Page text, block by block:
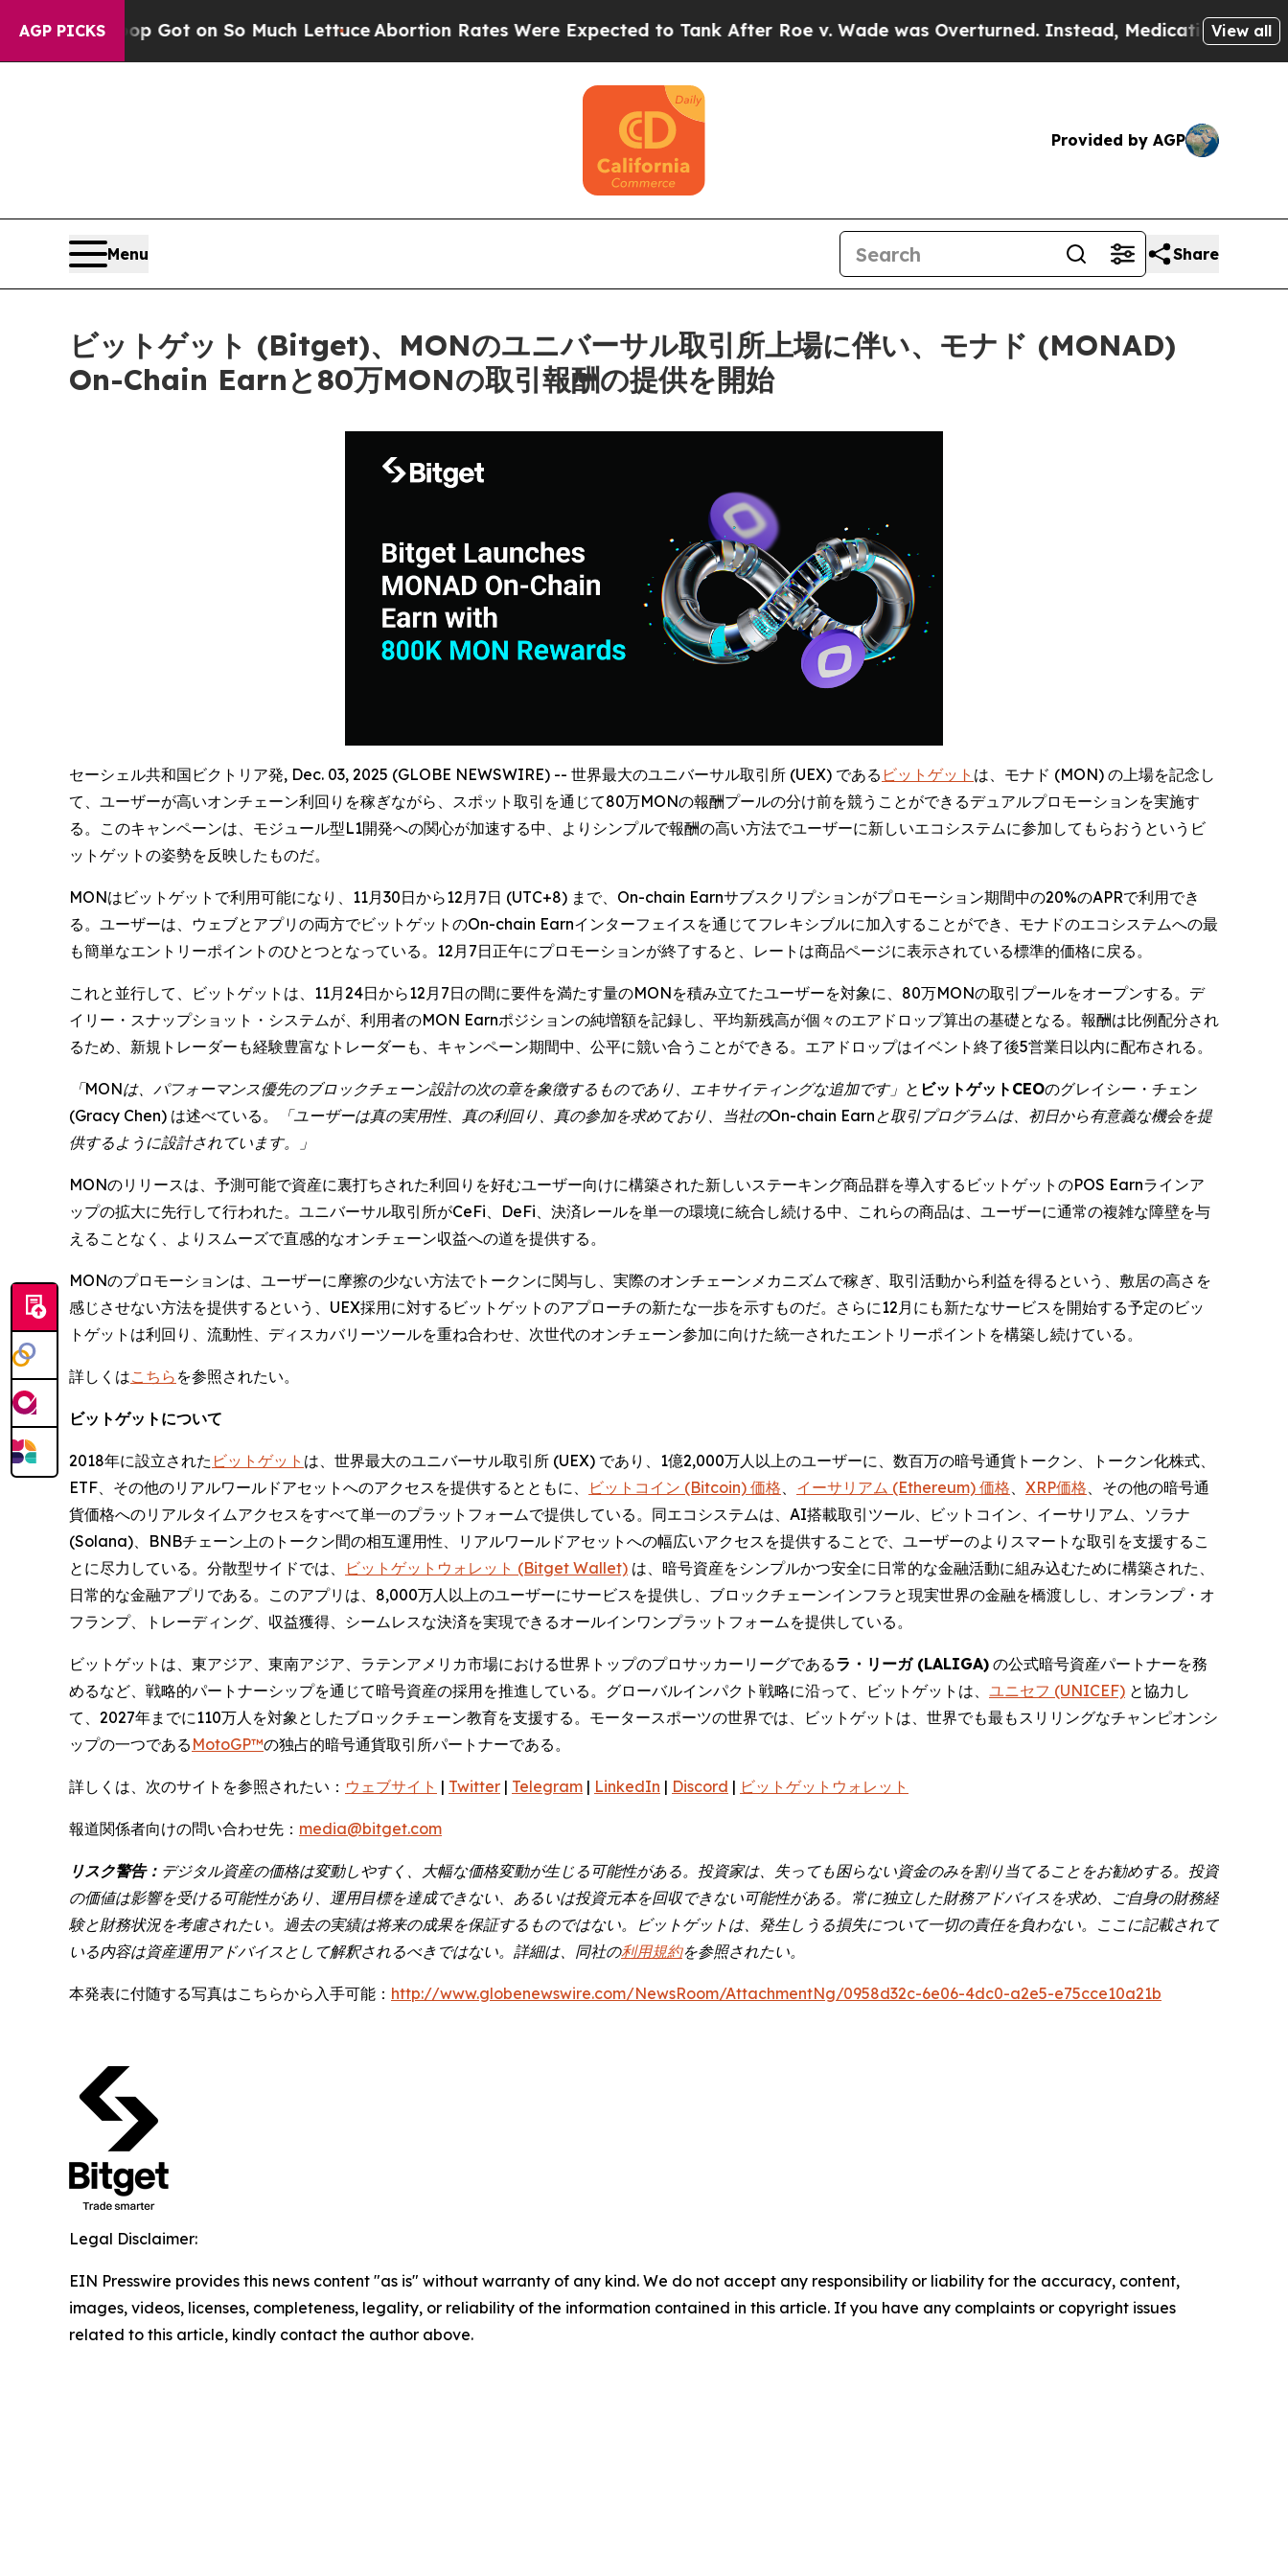
AGP PICKS
Poop Got on So Much LettuceAbortion Rates Were Expected to Tank After Roe v. Wade was Overturned. Instead, Medication AbortionView all
Provided by AGP
Menu Share
ビットゲット (Bitget)、MONのユニバーサル取引所上場に伴い、モナド (MONAD)
On-Chain Earnと80万MONの取引報酬の提供を開始
セーシェル共和国ビクトリア発, Dec. 03, 2025 (GLOBE NEWSWIRE) -- 世界最大のユニバーサル取引所 (UEX) である ビットゲット は、モナド (MON) の上場を記念し
て、ユーザーが高いオンチェーン利回りを稼ぎながら、スポット取引を通じて80万MONの報酬プールの分け前を競うことができるデュアルプロモーションを実施す
る。このキャンペーンは、モジュール型L1開発への関心が加速する中、よりシンプルで報酬の高い方法でユーザーに新しいエコシステムに参加してもらおうというビ
ットゲットの姿勢を反映したものだ。
MONはビットゲットで利用可能になり、11月30日から12月7日 (UTC+8) まで、On-chain Earnサブスクリプションがプロモーション期間中の20%のAPRで利用でき
る。ユーザーは、ウェブとアプリの両方でビットゲットのOn-chain Earnインターフェイスを通じてフレキシブルに加入することができ、モナドのエコシステムへの最
も簡単なエントリーポイントのひとつとなっている。12月7日正午にプロモーションが終了すると、レートは商品ページに表示されている標準的価格に戻る。
これと並行して、ビットゲットは、11月24日から12月7日の間に要件を満たす量のMONを積み立てたユーザーを対象に、80万MONの取引プールをオープンする。デ
イリー・スナップショット・システムが、利用者のMON Earnポジションの純増額を記録し、平均新残高が個々のエアドロップ算出の基礎となる。報酬は比例配分され
るため、新規トレーダーも経験豊富なトレーダーも、キャンペーン期間中、公平に競い合うことができる。エアドロップはイベント終了後5営業日以内に配布される。
「MONは、パフォーマンス優先のブロックチェーン設計の次の章を象徴するものであり、エキサイティングな追加です」 と ビットゲットCEOのグレイシー・チェン
(Gracy Chen) は述べている。
「ユーザーは真の実用性、真の利回り、真の参加を求めており、当社のOn-chain Earnと取引プログラムは、初日から有意義な機会を提
供するように設計されています。」
MONのリリースは、予測可能で資産に裏打ちされた利回りを好むユーザー向けに構築された新しいステーキング商品群を導入するビットゲットのPOS Earnラインア
ップの拡大に先行して行われた。ユニバーサル取引所がCeFi、DeFi、決済レールを単一の環境に統合し続ける中、これらの商品は、ユーザーに通常の複雑な障壁を与
えることなく、よりスムーズで直感的なオンチェーン収益への道を提供する。
MONのプロモーションは、ユーザーに摩擦の少ない方法でトークンに関与し、実際のオンチェーンメカニズムで稼ぎ、取引活動から利益を得るという、敷居の高さを
感じさせない方法を提供するという、UEX採用に対するビットゲットのアプローチの新たな一歩を示すものだ。さらに12月にも新たなサービスを開始する予定のビッ
トゲットは利回り、流動性、ディスカバリーツールを重ね合わせ、次世代のオンチェーン参加に向けた統一されたエントリーポイントを構築し続けている。
詳しくはこちら を参照されたい。
ビットゲットについて
2018年に設立された ビットゲット は、世界最大のユニバーサル取引所 (UEX) であり、1億2,000万人以上のユーザーに、数百万の暗号通貨トークン、トークン化株式、
ETF、その他のリアルワールドアセットへのアクセスを提供するとともに、
ビットコイン (Bitcoin) 価格 イーサリアム (Ethereum) 価格 XRP価格 、その他の暗号通
貨価格へのリアルタイムアクセスをすべて単一のプラットフォームで提供している。同エコシステムは、AI搭載取引ツール、ビットコイン、イーサリアム、ソラナ
(Solana)、BNBチェーン上のトークン間の相互運用性、リアルワールドアセットへの幅広いアクセスを提供することで、ユーザーのよりスマートな取引を支援するこ
とに尽力している。分散型サイドでは、
ビットゲットウォレット (Bitget Wallet) は、暗号資産をシンプルかつ安全に日常的な金融活動に組み込むために構築された、
日常的な金融アプリである。このアプリは、8,000万人以上のユーザーにサービスを提供し、ブロックチェーンインフラと現実世界の金融を橋渡しし、オンランプ・オ
フランプ、トレーディング、収益獲得、シームレスな決済を実現できるオールインワンプラットフォームを提供している。
ビットゲットは、東アジア、東南アジア、ラテンアメリカ市場における世界トップのプロサッカーリーグであるラ・リーガ (LALIGA) の公式暗号資産パートナーを務
めるなど、戦略的パートナーシップを通じて暗号資産の採用を推進している。グローバルインパクト戦略に沿って、ビットゲットは、 ユニセフ (UNICEF) と協力し
て、2027年までに110万人を対象としたブロックチェーン教育を支援する。モータースポーツの世界では、ビットゲットは、世界でも最もスリリングなチャンピオンシ
ップの一つである MotoGP™の独占的暗号通貨取引所パートナーである。
詳しくは、次のサイトを参照されたい： ウェブサイト | Twitter | Telegram | LinkedIn | Discord | ビットゲットウォレット
報道関係者向けの問い合わせ先： media@bitget.com
リスク警告： デジタル資産の価格は変動しやすく、大幅な価格変動が生じる可能性がある。投資家は、失っても困らない資金のみを割り当てることをお勧めする。投資
の価値は影響を受ける可能性があり、運用目標を達成できない、あるいは投資元本を回収できない可能性がある。常に独立した財務アドバイスを求め、ご自身の財務経
験と財務状況を考慮されたい。過去の実績は将来の成果を保証するものではない。ビットゲットは、発生しうる損失について一切の責任を負わない。ここに記載されて
いる内容は資産運用アドバイスとして解釈されるべきではない。詳細は、同社の利用規約を参照されたい。
本発表に付随する写真はこちらから入手可能： http://www.globenewswire.com/NewsRoom/AttachmentNg/0958d32c-6e06-4dc0-a2e5-e75cce10a21b
Legal Disclaimer:
EIN Presswire provides this news content "as is" without warranty of any kind. We do not accept any responsibility or liability for the accuracy, content,
images, videos, licenses, completeness, legality, or reliability of the information contained in this article. If you have any complaints or copyright issues
related to this article, kindly contact the author above.